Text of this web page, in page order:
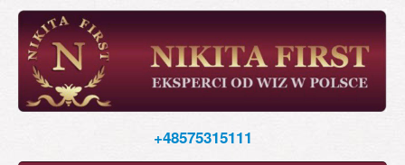
Skip
main
content
+48575315111